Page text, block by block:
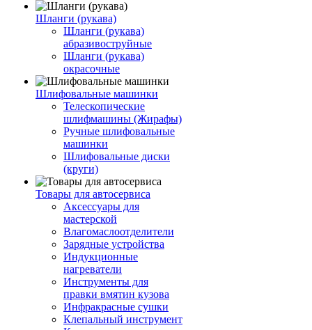
Шланги (рукава)
Шланги (рукава)
абразивоструйные
Шланги (рукава)
окрасочные
Шлифовальные машинки
Телескопические
шлифмашины (Жирафы)
Ручные шлифовальные
машинки
Шлифовальные диски
(круги)
Товары для автосервиса
Аксессуары для
мастерской
Влагомаслоотделители
Зарядные устройства
Индукционные
нагреватели
Инструменты для
правки вмятин кузова
Инфракрасные сушки
Клепальный инструмент